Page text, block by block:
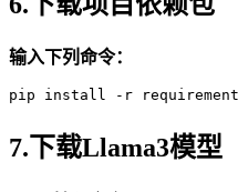
输入下列命令：
pip
7.下载Llama3模型